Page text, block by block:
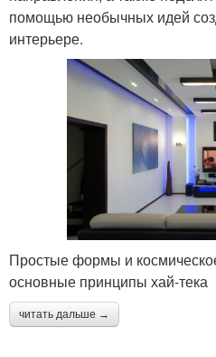
помощью необычных идей
интерьере.
Простые формы и
основные принципы хай-тека
читать дальше →